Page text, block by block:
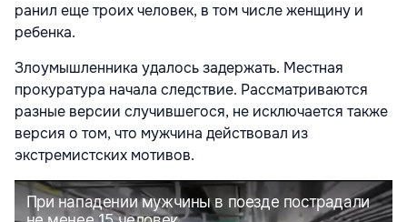
ранил еще троих человек, в том числе женщину и
ребенка.
Злоумышленника удалось задержать. Местная
прокуратура начала следствие. Рассматриваются
разные версии случившегося, не исключается также
версия о том, что мужчина действовал из
экстремистских мотивов.